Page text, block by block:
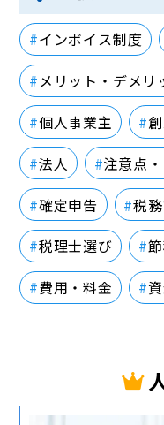
インボイス制度
メリット・デメリ
個人事業主
法人
注意点
確定申告
税
税理士選び
費用・料金